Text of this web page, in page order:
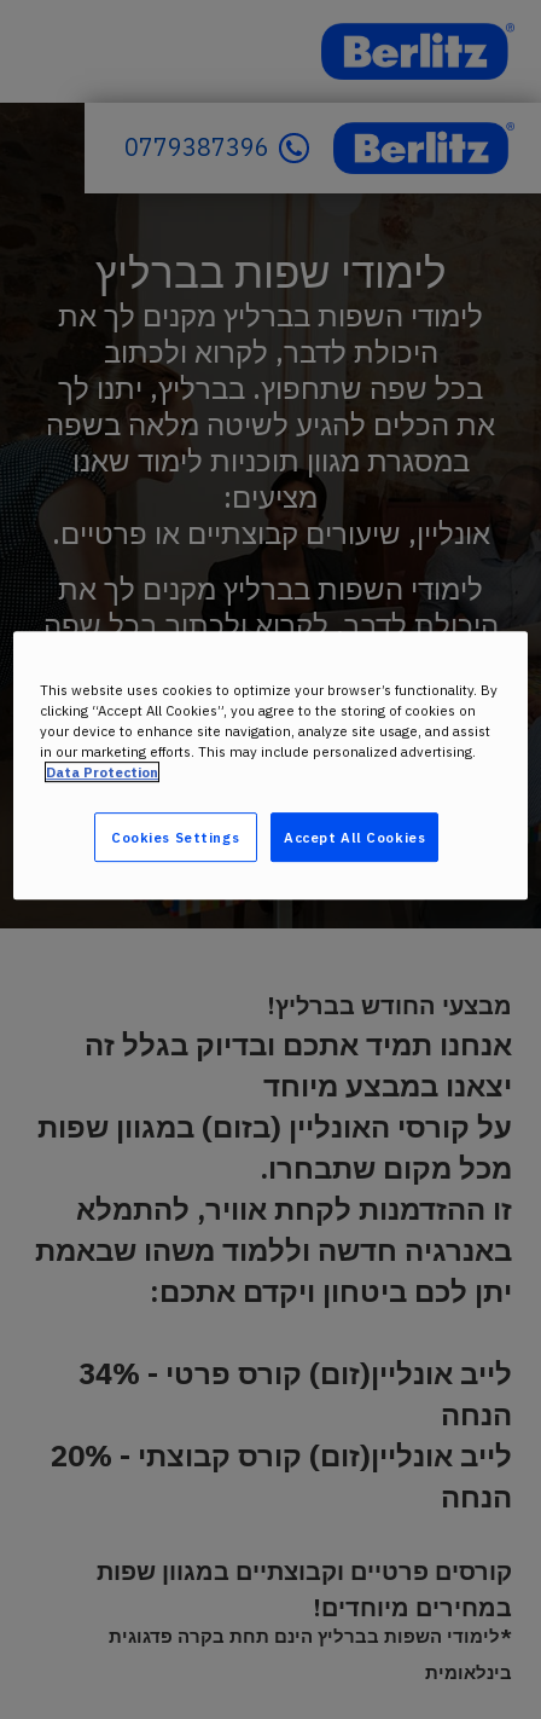
0779387396
לימודי שפות בברליץ
לימודי השפות בברליץ מקנים לך את
היכולת לדבר, לקרוא ולכתוב
בכל שפה שתחפוץ. בברליץ, יתנו לך
את הכלים להגיע לשיטה מלאה בשפה
במסגרת מגוון תוכניות לימוד שאנו
מציעים:
אונליין, שיעורים קבוצתיים או פרטיים.
לימודי השפות בברליץ מקנים לך את
היכולת לדבר, לקרוא ולכתוב בכל שפה
החודש!
מבצעי החודש בברליץ!
אנחנו תמיד אתכם ובדיוק בגלל זה
יצאנו במבצע מיוחד
על קורסי האונליין (בזום) במגוון שפות
מכל מקום שתבחרו.
זו ההזדמנות לקחת אוויר, להתמלא
באנרגיה חדשה וללמוד משהו שבאמת
יתן לכם ביטחון ויקדם אתכם:
לייב אונליין(זום) קורס פרטי - 34%
הנחה
לייב אונליין(זום) קורס קבוצתי - 20%
הנחה
קורסים פרטיים וקבוצתיים במגוון שפות
במחירים מיוחדים!
*לימודי השפות בברליץ הינם תחת בקרה פדגוגית
בינלאומית
This website uses cookies to optimize your browser’s functionality. By
clicking “Accept All Cookies”, you agree to the storing of cookies on
your device to enhance site navigation, analyze site usage, and assist
in our marketing efforts. This may include personalized advertising.
Data Protection
Accept All Cookies
Cookies Settings